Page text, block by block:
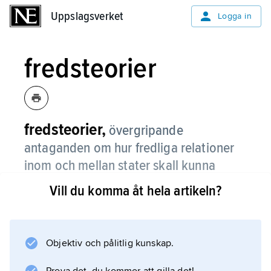
Uppslagsverket Logga in
fredsteorier
fredsteorier, övergripande
antaganden om hur fredliga relationer
inom och mellan stater skall kunna
åstadkommas och bibehållas.
freds-
Vill du komma åt hela artikeln?
Objektiv och pålitlig kunskap.